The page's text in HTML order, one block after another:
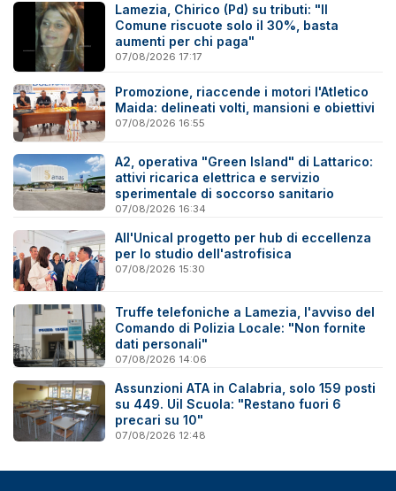
Lamezia, Chirico (Pd) su tributi: "Il
Comune riscuote solo il 30%, basta
aumenti per chi paga"
07/08/2026 17:17
Promozione, riaccende i motori l'Atletico
Maida: delineati volti, mansioni e obiettivi
07/08/2026 16:55
A2, operativa "Green Island" di Lattarico:
attivi ricarica elettrica e servizio
sperimentale di soccorso sanitario
07/08/2026 16:34
All'Unical progetto per hub di eccellenza
per lo studio dell'astrofisica
07/08/2026 15:30
Truffe telefoniche a Lamezia, l'avviso del
Comando di Polizia Locale: "Non fornite
dati personali"
07/08/2026 14:06
Assunzioni ATA in Calabria, solo 159 posti
su 449. Uil Scuola: "Restano fuori 6
precari su 10"
07/08/2026 12:48